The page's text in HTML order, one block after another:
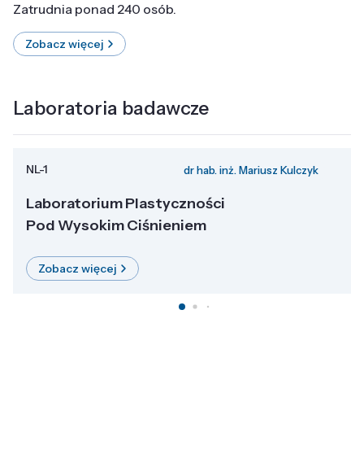
Zatrudnia ponad 240 osób.
Zobacz więcej
Laboratoria badawcze
NL-1 dr hab. inż. Mariusz Kulczyk
Laboratorium Plastyczności
Pod Wysokim Ciśnieniem
Zobacz więcej